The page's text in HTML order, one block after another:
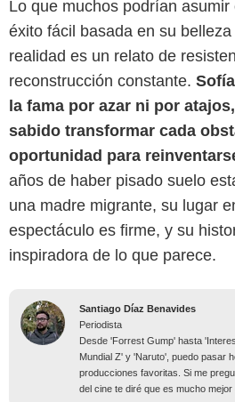
Lo que muchos podrían
éxito fácil basada en su
realidad es un relato de
reconstrucción constante.
la fama por azar ni por
sabido transformar cada
oportunidad para
años de haber pisado suelo
una madre migrante, su lugar
espectáculo es firme, y su
inspiradora de lo que parece.
Santiago Díaz Benavides
Periodista
Desde 'Forrest Gump' hasta
Mundial Z' y 'Naruto', puedo pasar
producciones favoritas. Si me
del cine te diré que es mucho mejor